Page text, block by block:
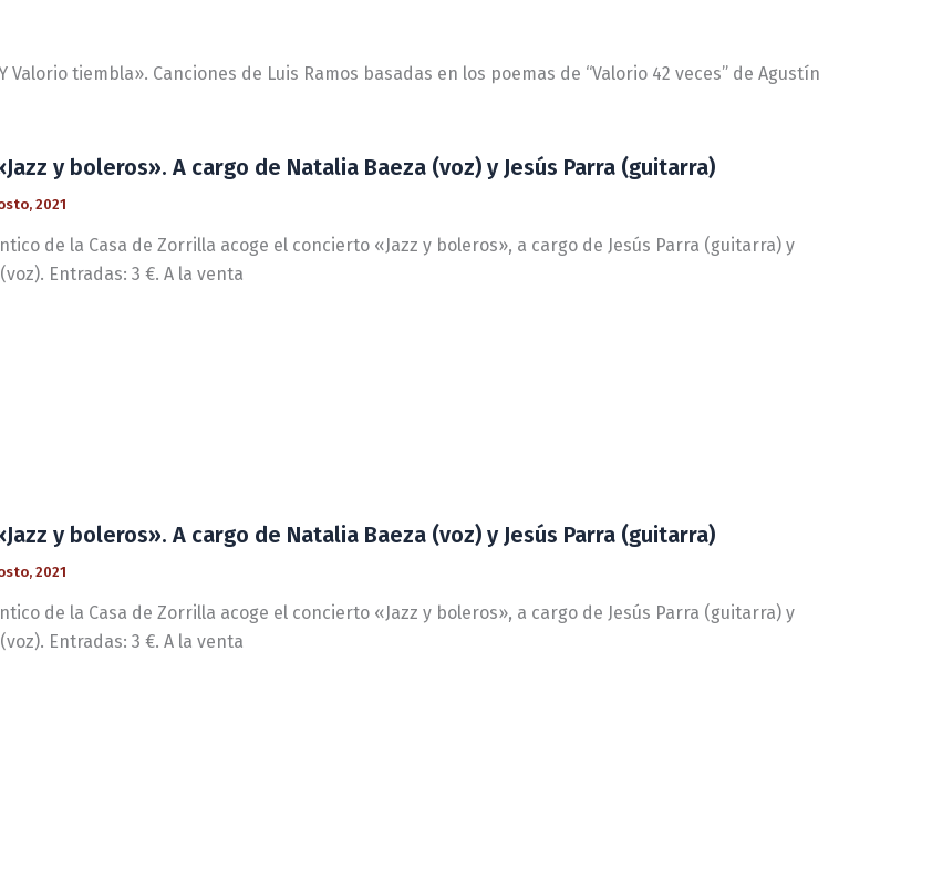
Valorio tiembla». Canciones de Luis Ramos basadas en los poemas de “Valorio 42 veces” de Agustín
y boleros». A cargo de Natalia Baeza (voz) y Jesús Parra (guitarra)
2021
de la Casa de Zorrilla acoge el concierto «Jazz y boleros», a cargo de Jesús Parra (guitarra) y
Entradas: 3 €. A la venta
y boleros». A cargo de Natalia Baeza (voz) y Jesús Parra (guitarra)
2021
de la Casa de Zorrilla acoge el concierto «Jazz y boleros», a cargo de Jesús Parra (guitarra) y
Entradas: 3 €. A la venta